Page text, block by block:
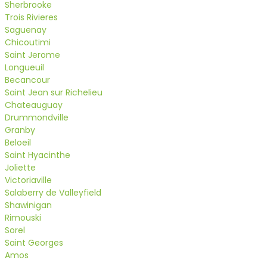
Sherbrooke
Trois Rivieres
Saguenay
Chicoutimi
Saint Jerome
Longueuil
Becancour
Saint Jean sur Richelieu
Chateauguay
Drummondville
Granby
Beloeil
Saint Hyacinthe
Joliette
Victoriaville
Salaberry de Valleyfield
Shawinigan
Rimouski
Sorel
Saint Georges
Amos